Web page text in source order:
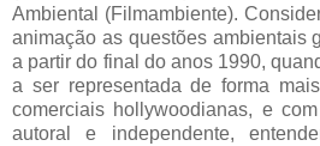
Ambiental (Filmambiente).
animação as questões ambientais
a partir do final do anos 1990,
a ser representada de forma
comerciais hollywoodianas, e
autoral e independente,